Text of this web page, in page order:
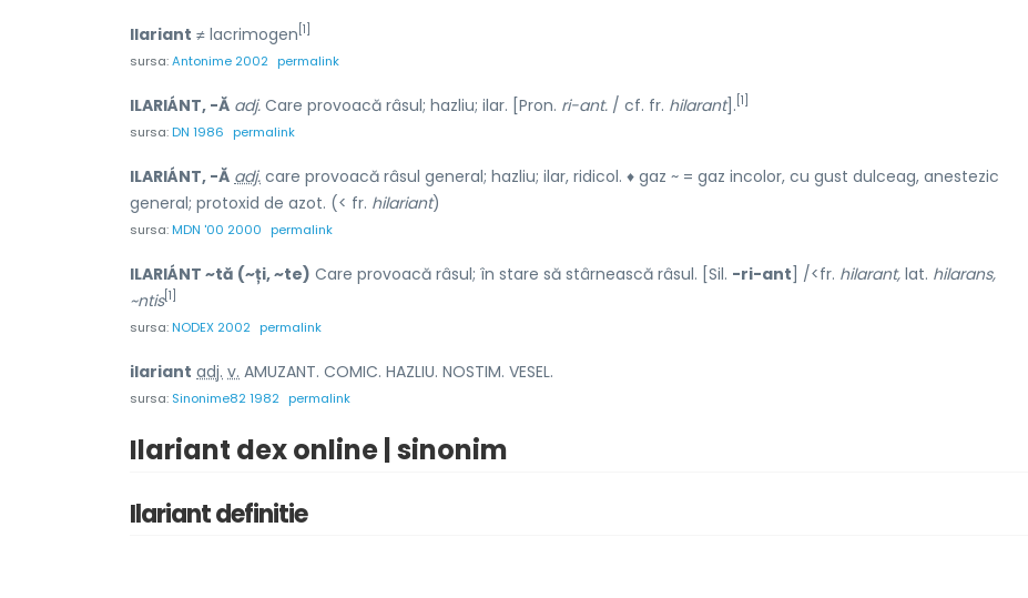
Ilariant ≠ lacrimogen [1]
sursa:Antonime 2002 permalink
ILARIÁNT, -Ă adj. Care provoacă râsul; hazliu; ilar. [Pron. ri-ant. / cf. fr. hilarant]. [1]
sursa:DN 1986 permalink
ILARIÁNT, -Ă adj. care provoacă râsul general; hazliu; ilar, ridicol. ♦ gaz ~ = gaz incolor, cu gust dulceag, anestezic
general; protoxid de azot. (< fr. hilariant)
sursa:MDN '00 2000 permalink
ILARIÁNT ~tă (~ți, ~te) Care provoacă râsul; în stare să stârnească râsul. [Sil. -ri-ant] /<fr. hilarant, lat. hilarans,
~ntis[1]
sursa:NODEX 2002 permalink
ilariant adj. v. AMUZANT. COMIC. HAZLIU. NOSTIM. VESEL.
sursa: Sinonime82 1982 permalink
Ilariant dex online | sinonim
Ilariant definitie